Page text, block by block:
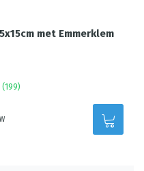
met Emmerklem
(199)